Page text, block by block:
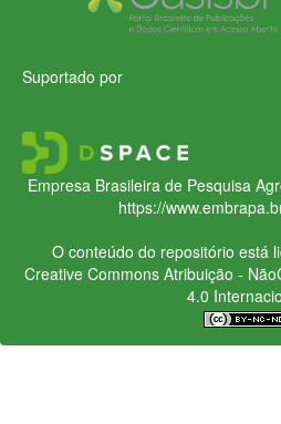
Suportado por
Empresa Brasileira de Pesquisa
https://
O conteúdo do repositório está
Creative CommonsAtribuição -
4.0